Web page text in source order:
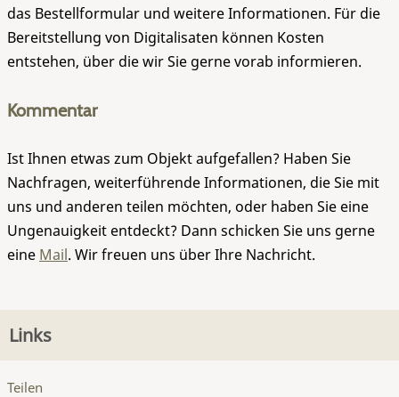
das Bestellformular und weitere Informationen. Für die
Bereitstellung von Digitalisaten können Kosten
entstehen, über die wir Sie gerne vorab informieren.
Kommentar
Ist Ihnen etwas zum Objekt aufgefallen? Haben Sie
Nachfragen, weiterführende Informationen, die Sie mit
uns und anderen teilen möchten, oder haben Sie eine
Ungenauigkeit entdeckt? Dann schicken Sie uns gerne
eine Mail. Wir freuen uns über Ihre Nachricht.
Links
Teilen